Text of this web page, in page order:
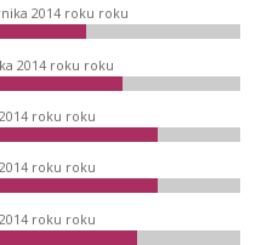
2014 roku roku
2014 roku roku
roku roku
roku roku
roku roku